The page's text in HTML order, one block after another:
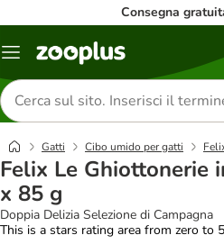
Consegna
Overview
Cerca
prodotti
Gatti Cibo umido per gatti
Felix Le Ghiottonerie
x 85 g
Doppia Delizia Selezione di Campagna
This is a stars rating area from zero to